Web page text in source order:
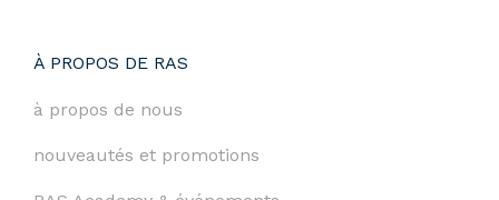
À PROPOS DE RAS
à propos de nous
nouveautés et promotions